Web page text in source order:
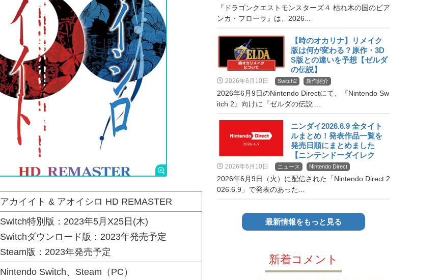
アカイイト & アオイシロ HD REMASTER
Switch特別版：2023年5月X25日(木)
Switchダウンロード版： 2023年発売予定
Steam版： 2023年発売予定
Nintendo Switch、Steam（PC）
『ドラゴンクエストモンスターズ４ 枯れ木の国のビア
ンカ・フローラ』は、2026...
【時のオカリナ】リメイク
版は何が変わる？原作・3D
S版との違いを予想【ゼルダ
の伝説】
2026年6月10日 Switch2 新作紹介
2026年6月9日のNintendo Directにて、『Nintendo Sw
itch 2』向けに『ゼルダの伝説 ...
ニンダイ2026.6.9 全タイト
ルまとめ！発表作品一覧を
発売日順にまとめました
【ニンテンドーダイレク
ト】
2026年6月10日 ニュース Nintendo Direct
2026年6月9日（火）に配信された「Nintendo Direct 2
026.6.9」で発表のあった...
最新情報をもっと見る
新着コメント